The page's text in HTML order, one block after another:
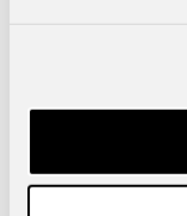
bromsning) är
körning i
Men vid körning